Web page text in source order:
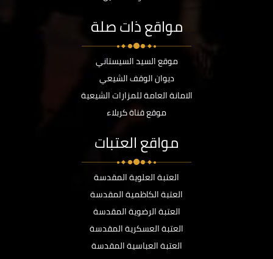
مواقع ذات صلة
موقع السيد السيستاني
ديوان الوقف الشيعي
الامانة العامة للمزارات الشيعية
موقع قناة كربلاء
مواقع العتبات
العتبة العلوية المقدسة
العتبة الكاظمية المقدسة
العتبة الرضوية المقدسة
العتبة العسكرية المقدسة
العتبة العباسية المقدسة